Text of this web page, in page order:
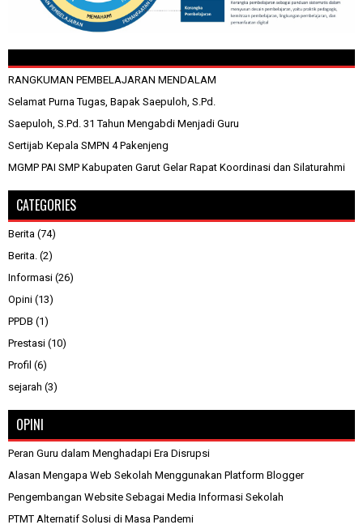
RANGKUMAN PEMBELAJARAN MENDALAM
Selamat Purna Tugas, Bapak Saepuloh, S.Pd.
Saepuloh, S.Pd. 31 Tahun Mengabdi Menjadi Guru
Sertijab Kepala SMPN 4 Pakenjeng
MGMP PAI SMP Kabupaten Garut Gelar Rapat Koordinasi dan Silaturahmi
CATEGORIES
Berita (74)
Berita. (2)
Informasi (26)
Opini (13)
PPDB (1)
Prestasi (10)
Profil (6)
sejarah (3)
OPINI
Peran Guru dalam Menghadapi Era Disrupsi
Alasan Mengapa Web Sekolah Menggunakan Platform Blogger
Pengembangan Website Sebagai Media Informasi Sekolah
PTMT Alternatif Solusi di Masa Pandemi